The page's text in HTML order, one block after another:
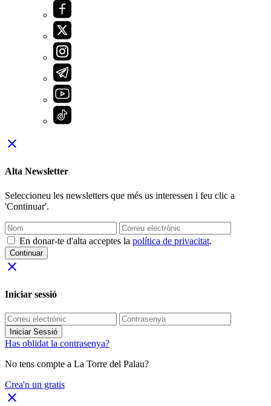
close
Alta Newsletter
Seleccioneu les newsletters que més us interessen i feu clic a
'Continuar'.
En donar-te d'alta acceptes la política de privacitat.
Continuar
close
Iniciar sessió
Iniciar Sessió
Has oblidat la contrasenya?
No tens compte a La Torre del Palau?
Crea'n un gratis
close